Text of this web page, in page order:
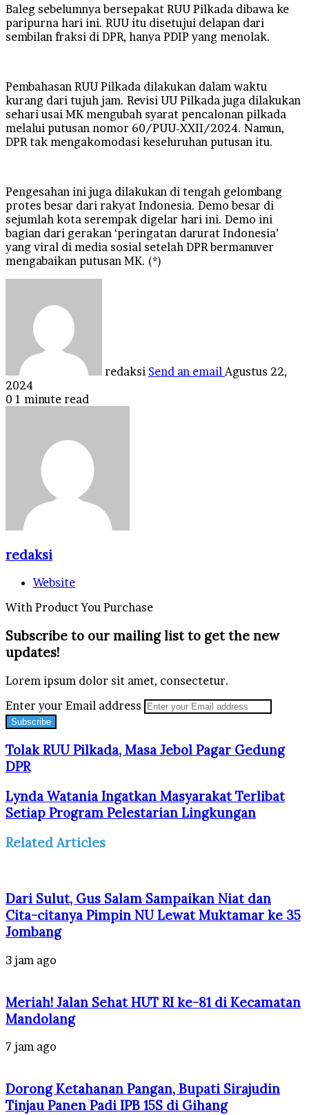
Baleg sebelumnya bersepakat RUU Pilkada dibawa ke
paripurna hari ini. RUU itu disetujui delapan dari
sembilan fraksi di DPR, hanya PDIP yang menolak.
Pembahasan RUU Pilkada dilakukan dalam waktu
kurang dari tujuh jam. Revisi UU Pilkada juga dilakukan
sehari usai MK mengubah syarat pencalonan pilkada
melalui putusan nomor 60/PUU-XXII/2024. Namun,
DPR tak mengakomodasi keseluruhan putusan itu.
Pengesahan ini juga dilakukan di tengah gelombang
protes besar dari rakyat Indonesia. Demo besar di
sejumlah kota serempak digelar hari ini. Demo ini
bagian dari gerakan ‘peringatan darurat Indonesia’
yang viral di media sosial setelah DPR bermanuver
mengabaikan putusan MK. (*)
redaksi Send an email Agustus 22,
2024
0 1 minute read
redaksi
Website
With Product You Purchase
Subscribe to our mailing list to get the new
updates!
Lorem ipsum dolor sit amet, consectetur.
Enter your Email address
Tolak RUU Pilkada, Masa Jebol Pagar Gedung
DPR
Lynda Watania Ingatkan Masyarakat Terlibat
Setiap Program Pelestarian Lingkungan
Related Articles
Dari Sulut, Gus Salam Sampaikan Niat dan
Cita-citanya Pimpin NU Lewat Muktamar ke 35
Jombang
3 jam ago
Meriah! Jalan Sehat HUT RI ke-81 di Kecamatan
Mandolang
7 jam ago
Dorong Ketahanan Pangan, Bupati Sirajudin
Tinjau Panen Padi IPB 15S di Gihang